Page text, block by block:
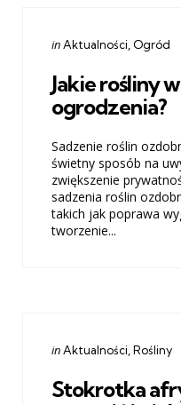
Categories
Posted
inAktualności Ogród
Jakie rośliny
ogrodzenia?
Sadzenie roślin
świetny sposób na
zwiększenie
sadzenia roślin
takich jak poprawa
tworzenie...
Categories
Posted
inAktualności Rośliny
Stokrotka